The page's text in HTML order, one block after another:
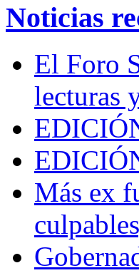
Noticias
El Foro
lecturas
Más ex